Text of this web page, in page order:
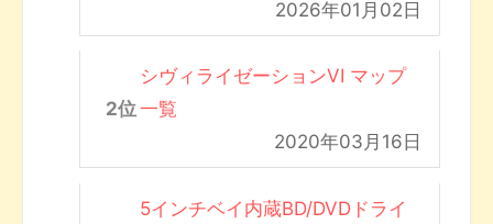
2026年01月02日
シヴィライゼーションVI マップ
一覧
2020年03月16日
5インチベイ内蔵BD/DVDドライ